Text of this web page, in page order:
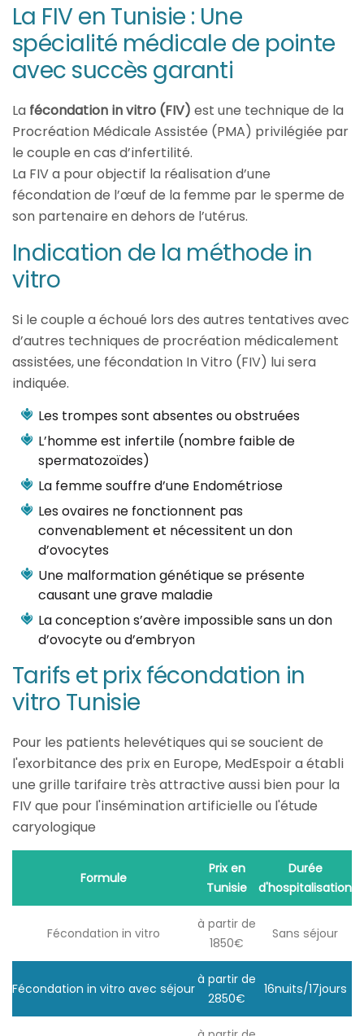
La FIV en Tunisie : Une
spécialité médicale de pointe
avec succès garanti
La fécondation in vitro (FIV) est une technique de la
Procréation Médicale Assistée (PMA) privilégiée par
le couple en cas d’infertilité.
La FIV a pour objectif la réalisation d’une
fécondation de l’œuf de la femme par le sperme de
son partenaire en dehors de l’utérus.
Indication de la méthode in
vitro
Si le couple a échoué lors des autres tentatives avec
d’autres techniques de procréation médicalement
assistées, une fécondation In Vitro (FIV) lui sera
indiquée.
Les trompes sont absentes ou obstruées
L’homme est infertile (nombre faible de
spermatozoïdes)
La femme souffre d’une Endométriose
Les ovaires ne fonctionnent pas
convenablement et nécessitent un don
d’ovocytes
Une malformation génétique se présente
causant une grave maladie
La conception s’avère impossible sans un don
d’ovocyte ou d’embryon
Tarifs et prix fécondation in
vitro Tunisie
Pour les patients helevétiques qui se soucient de
l'exorbitance des prix en Europe, MedEspoir a établi
une grille tarifaire très attractive aussi bien pour la
FIV que pour l'insémination artificielle ou l'étude
caryologique
Formule
Prix en
Tunisie
Durée
d'hospitalisation
Fécondation in vitro
à partir de
1850€
Sans séjour
Fécondation in vitro avec séjour
à partir de
2850€
16nuits/17jours